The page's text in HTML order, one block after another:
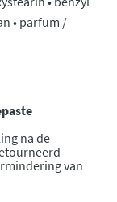
• parfum /
na de
van